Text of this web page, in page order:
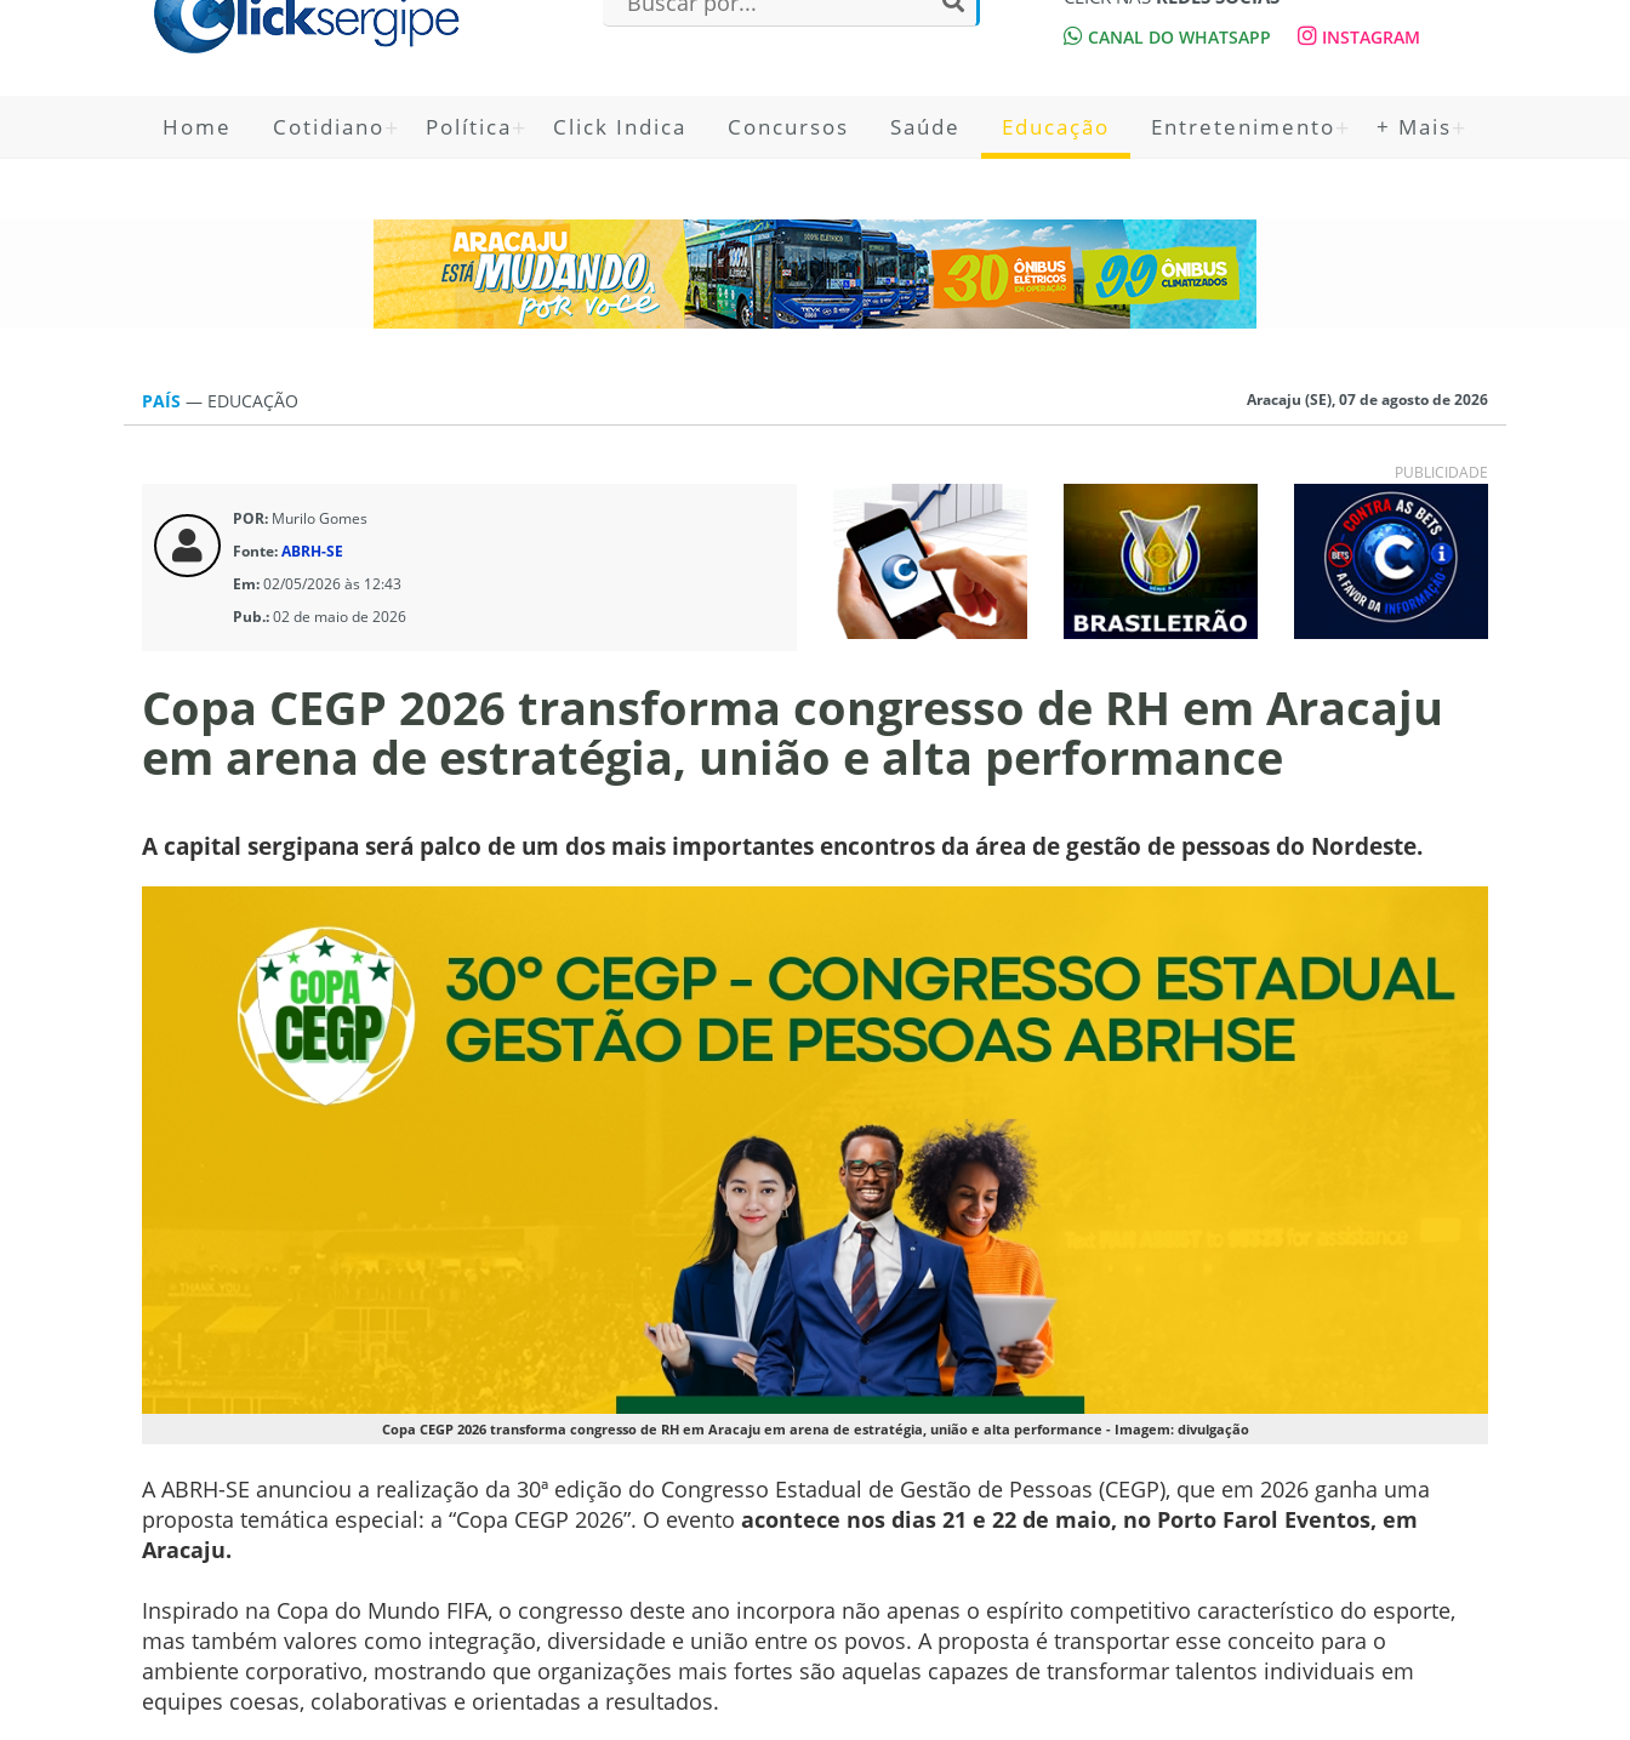
CANAL DO WHATSAPP INSTAGRAM
Home Cotidiano Política Click Indica Concursos Saúde Educação Entretenimento + Mais
PAÍS — EDUCAÇÃO Aracaju (SE), 07 de agosto de 2026
PUBLICIDADE
POR: Murilo Gomes
Fonte:ABRH-SE
Em:02/05/2026 às 12:43
Pub.:02 de maio de 2026
Copa CEGP 2026 transforma congresso de RH em Aracaju
em arena de estratégia, união e alta performance
A capital sergipana será palco de um dos mais importantes encontros da área de gestão de pessoas do Nordeste.
Copa CEGP 2026 transforma congresso de RH em Aracaju em arena de estratégia, união e alta performance - Imagem: divulgação
A ABRH-SE anunciou a realização da 30ª edição do Congresso Estadual de Gestão de Pessoas (CEGP), que em 2026 ganha uma
proposta temática especial: a “Copa CEGP 2026”. O evento acontece nos dias 21 e 22 de maio, no Porto Farol Eventos, em
Aracaju.
Inspirado na Copa do Mundo FIFA, o congresso deste ano incorpora não apenas o espírito competitivo característico do esporte,
mas também valores como integração, diversidade e união entre os povos. A proposta é transportar esse conceito para o
ambiente corporativo, mostrando que organizações mais fortes são aquelas capazes de transformar talentos individuais em
equipes coesas, colaborativas e orientadas a resultados.